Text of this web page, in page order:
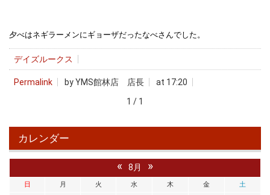
夕べはネギラーメンにギョーザだったなべさんでした。
デイズルークス
Permalink by YMS館林店 店長
at 17:20
1 / 1
カレンダー
« 8月 »
日 月 火 水 木 金 土